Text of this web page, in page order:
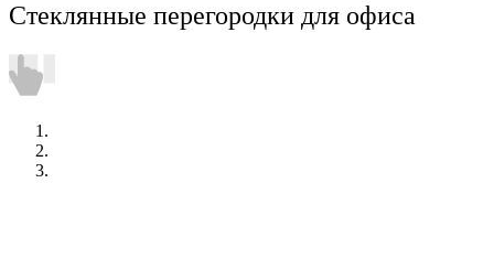
Стеклянные перегородки для офиса